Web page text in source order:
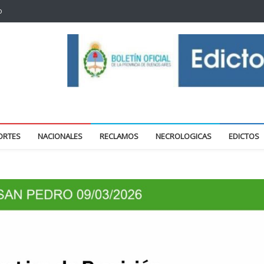
NACIONALES RECLAMOS NECROLOGICAS EDICTOS